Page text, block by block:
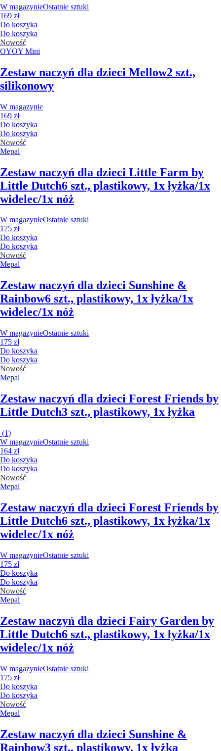
W magazynieOstatnie sztuki
169 zł
Do koszyka
Do koszyka
Nowość
OYOY Mini
Zestaw naczyń dla dzieci Mellow2 szt.,
silikonowy
W magazynie
169 zł
Do koszyka
Do koszyka
Nowość
Mepal
Zestaw naczyń dla dzieci Little Farm by
Little Dutch6 szt., plastikowy, 1x łyżka/1x
widelec/1x nóż
W magazynieOstatnie sztuki
175 zł
Do koszyka
Do koszyka
Nowość
Mepal
Zestaw naczyń dla dzieci Sunshine &
Rainbow6 szt., plastikowy, 1x łyżka/1x
widelec/1x nóż
W magazynieOstatnie sztuki
175 zł
Do koszyka
Do koszyka
Nowość
Mepal
Zestaw naczyń dla dzieci Forest Friends by
Little Dutch3 szt., plastikowy, 1x łyżka
(1)
W magazynieOstatnie sztuki
164 zł
Do koszyka
Do koszyka
Nowość
Mepal
Zestaw naczyń dla dzieci Forest Friends by
Little Dutch6 szt., plastikowy, 1x łyżka/1x
widelec/1x nóż
W magazynieOstatnie sztuki
175 zł
Do koszyka
Do koszyka
Nowość
Mepal
Zestaw naczyń dla dzieci Fairy Garden by
Little Dutch6 szt., plastikowy, 1x łyżka/1x
widelec/1x nóż
W magazynieOstatnie sztuki
175 zł
Do koszyka
Do koszyka
Nowość
Mepal
Zestaw naczyń dla dzieci Sunshine &
Rainbow3 szt., plastikowy, 1x łyżka